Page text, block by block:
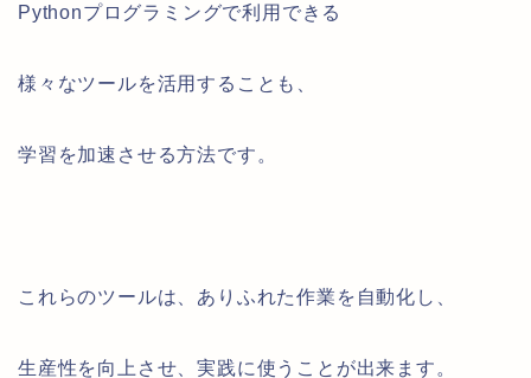
Pythonプログラミングで利用できる
様々なツールを活用することも、
学習を加速させる方法です。
これらのツールは、ありふれた作業を自動化し、
生産性を向上させ、実践に使うことが出来ます。